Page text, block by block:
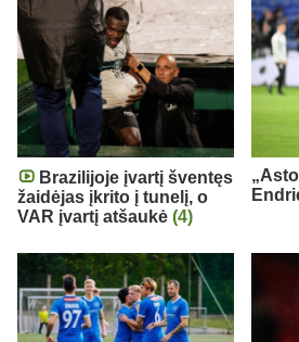
Brazilijoje įvartį šventęs
žaidėjas įkrito į tunelį, o
VAR įvartį atšaukė (4)